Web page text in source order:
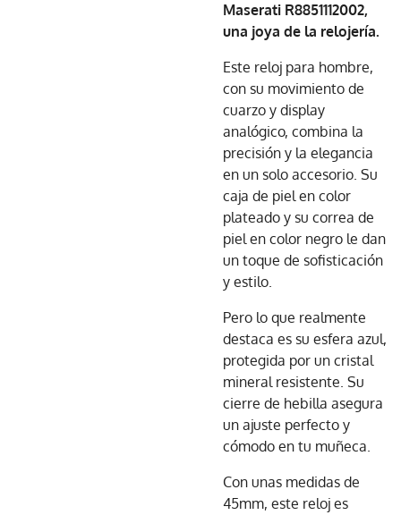
Maserati R8851112002,
una joya de la relojería.
Este reloj para hombre,
con su movimiento de
cuarzo y display
analógico, combina la
precisión y la elegancia
en un solo accesorio. Su
caja de piel en color
plateado y su correa de
piel en color negro le dan
un toque de sofisticación
y estilo.
Pero lo que realmente
destaca es su esfera azul,
protegida por un cristal
mineral resistente. Su
cierre de hebilla asegura
un ajuste perfecto y
cómodo en tu muñeca.
Con unas medidas de
45mm, este reloj es